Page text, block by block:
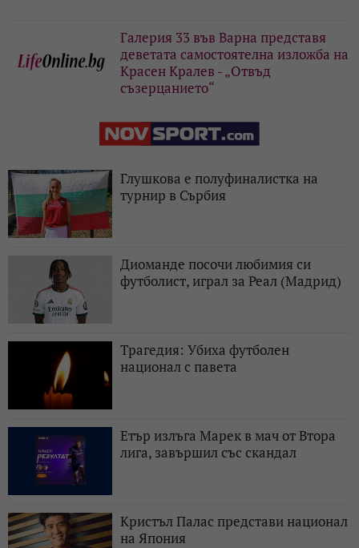
Галерия 33 във Варна представя
деветата самостоятелна изложба на
Красен Кралев - „Отвъд
съзерцанието“
Глушкова е полуфиналистка на
турнир в Сърбия
Диоманде посочи любимия си
футболист, играл за Реал (Мадрид)
Трагедия: Убиха футболен
национал с павета
Етър излъга Марек в мач от Втора
лига, завършил със скандал
Кристъл Палас представи национал
на Япония